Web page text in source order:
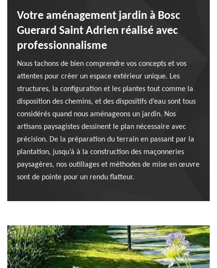
Votre aménagement jardin à Bosc
Guerard Saint Adrien réalisé avec
professionnalisme
Nous tachons de bien comprendre vos concepts et vos
attentes pour créer un espace extérieur unique. Les
structures, la configuration et les plantes tout comme la
disposition des chemins, et des dispositifs d’eau sont tous
considérés quand nous aménageons un jardin. Nos
artisans paysagistes dessinent le plan nécessaire avec
précision. De la préparation du terrain en passant par la
plantation, jusqu’à à la construction des maçonneries
paysagères, nos outillages et méthodes de mise en œuvre
sont de pointe pour un rendu flatteur.